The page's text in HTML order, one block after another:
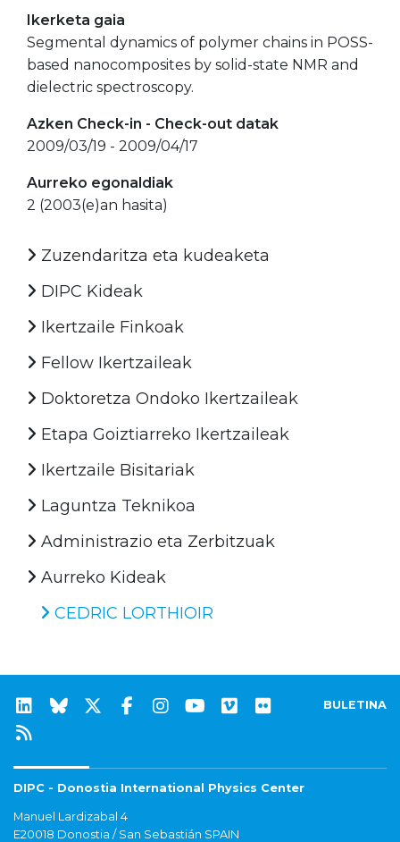
Ikerketa gaia
Segmental dynamics of polymer chains in POSS-
based nanocomposites by solid-state NMR and
dielectric spectroscopy.
Azken Check-in - Check-out datak
2009/03/19 - 2009/04/17
Aurreko egonaldiak
2 (2003(e)an hasita)
Zuzendaritza eta kudeaketa
DIPC Kideak
Ikertzaile Finkoak
Fellow Ikertzaileak
Doktoretza Ondoko Ikertzaileak
Etapa Goiztiarreko Ikertzaileak
Ikertzaile Bisitariak
Laguntza Teknikoa
Administrazio eta Zerbitzuak
Aurreko Kideak
CEDRIC LORTHIOIR
BULETINA
DIPC - Donostia International Physics Center
Manuel Lardizabal 4
E20018 Donostia / San Sebastián SPAIN